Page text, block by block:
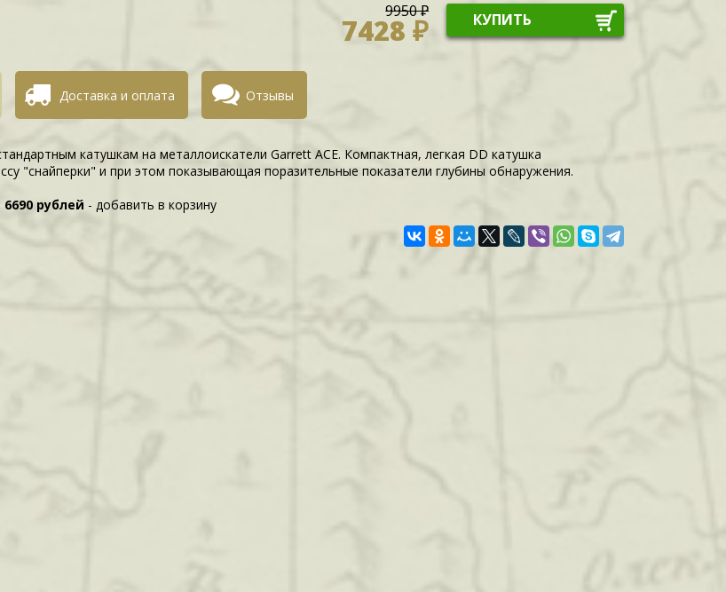
9950 ₽
7428 ₽ КУПИТЬ
Доставка и оплата Отзывы
катушкам на металлоискатели Garrett ACE. Компактная, легкая DD катушка
"снайперки" и при этом показывающая поразительные показатели глубины обнаружения.
рублей - добавить в корзину